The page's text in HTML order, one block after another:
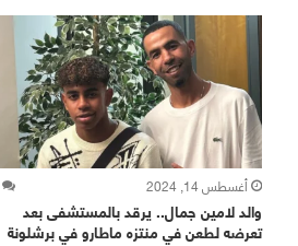
أغسطس 14, 2024
والد لامين جمال.. يرقد بالمستشفى بعد
تعرضه لطعن في منتزه ماطارو في برشلونة